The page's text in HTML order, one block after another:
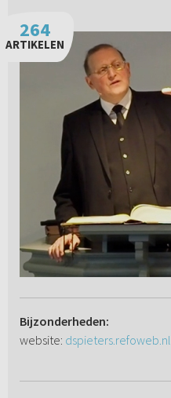
264
ARTIKELEN
Bijzonderheden:
website: dspieters.refoweb.nl